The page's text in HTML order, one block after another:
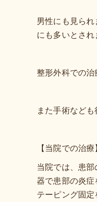
男性にも見ら
にも多いとされ
整形外科での
また手術など
【当院での治療】
当院では、患
器で患部の炎症
テーピング固